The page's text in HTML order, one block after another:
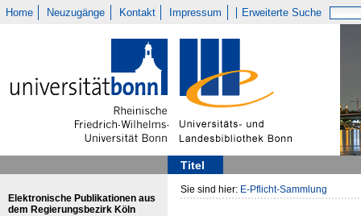
Home Neuzugänge Kontakt Impressum Erweiterte Suche
Titel
Elektronische Publikationen aus
dem Regierungsbezirk Köln
Sie sind hier: E-Pflicht-Sammlung